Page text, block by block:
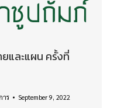
ยและแผน ครั้งที่
าร September 9, 2022